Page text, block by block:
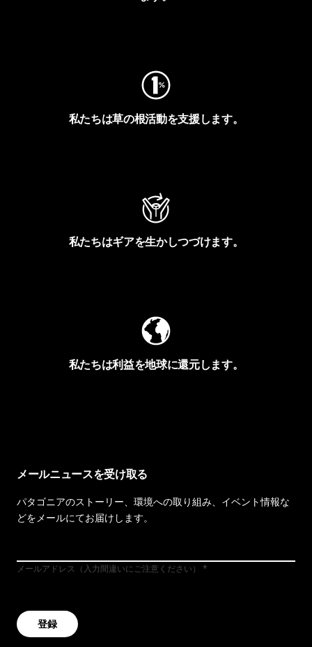
私たちは草の根活動を支援します。
私たちはギアを生かしつづけます。
私たちは利益を地球に還元します。
メールニュースを受け取る
パタゴニアのストーリー、環境への取り組み、イベント情報な
どをメールにてお届けします。
メールアドレス（入力間違いにご注意ください）
登録